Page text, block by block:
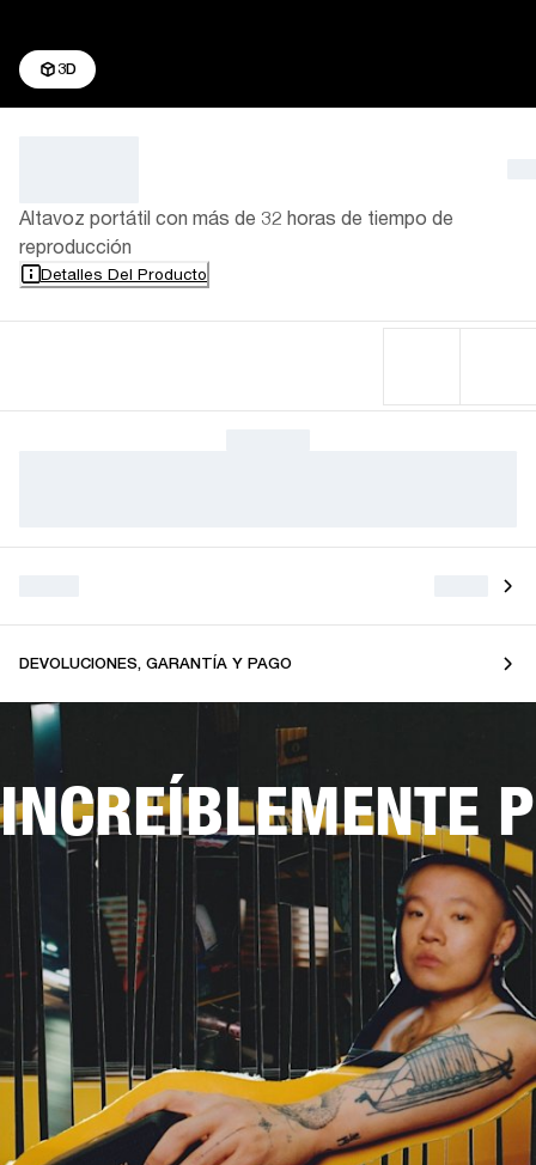
3D
Altavoz portátil con más de 32 horas de tiempo de
reproducción
Detalles Del Producto
DEVOLUCIONES, GARANTÍA Y PAGO
INCREÍBLEMENTE